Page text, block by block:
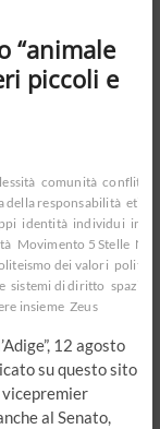
“animale
piccoli e
comunità conflitto
della responsabilità etica
identità individui
Movimento 5 Stelle
dei valori politica
sistemi di diritto spazio
insieme Zeus
12 agosto
su questo sito
al Senato,